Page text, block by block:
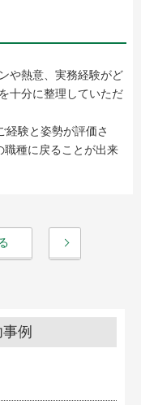
や熱意、実務経験がど
十分に整理していただ
経験と姿勢が評価さ
職種に戻ることが出来
例